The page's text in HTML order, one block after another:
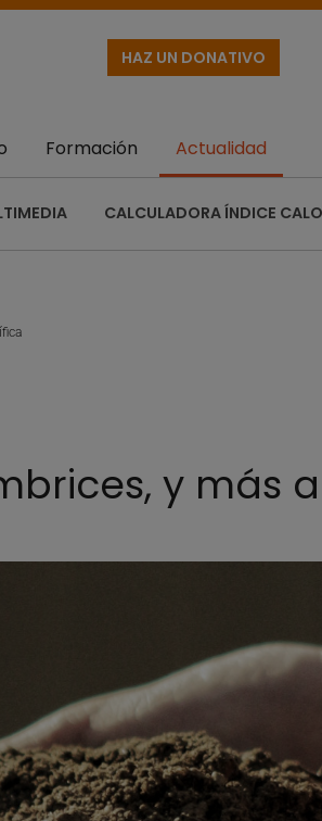
HAZ UN DONATIVO
Formación Actualidad
CALCULADORA ÍNDICE
y más